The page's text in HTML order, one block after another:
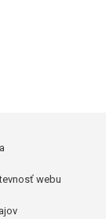
webu